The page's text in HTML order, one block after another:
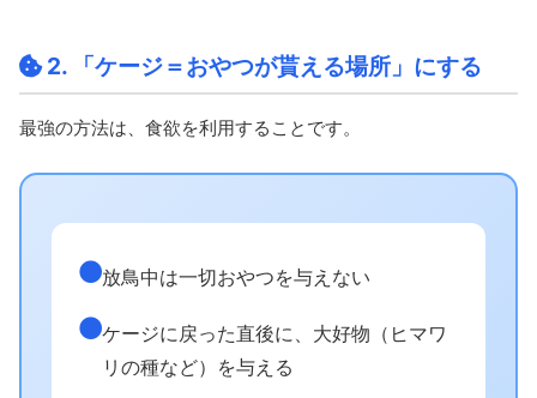
2. 「ケージ＝おやつが貰える場所」にする
最強の方法は、食欲を利用することです。
放鳥中は一切おやつを与えない
ケージに戻った直後に、大好物（ヒマワ
リの種など）を与える